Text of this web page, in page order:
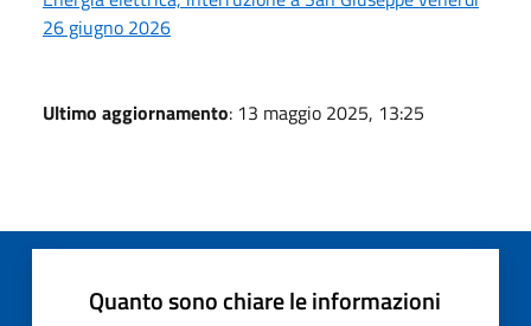
26 giugno 2026
Ultimo aggiornamento: 13 maggio 2025, 13:25
Quanto sono chiare le informazioni